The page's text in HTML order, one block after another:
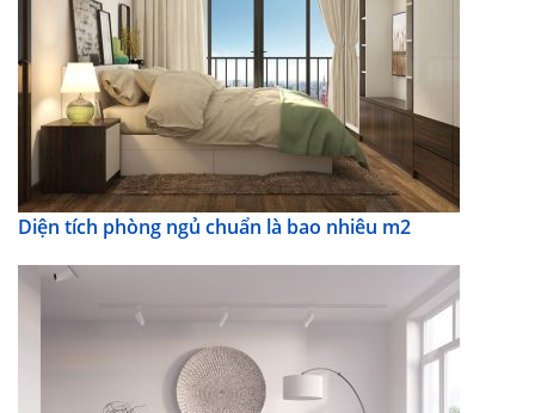
Diện tích phòng ngủ chuẩn là bao nhiêu m2